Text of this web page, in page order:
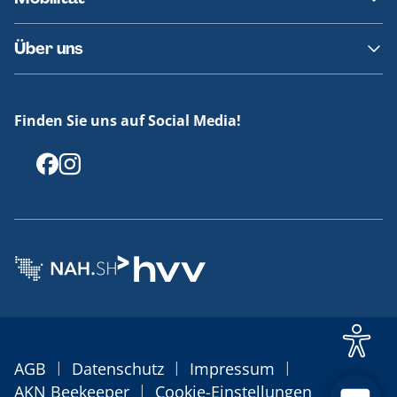
Fundsachen
Häufige Fragen
Barrierefreies Reisen
Erklärung Barrierefreiheit
Über uns
Offenlegungen
Finden Sie uns auf Social Media!
AGB | Datenschutz | Impressum |
AKN Beekeeper | Cookie-Einstellungen